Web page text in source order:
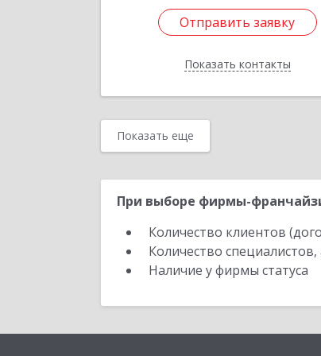
Отправить заявку
Показать контакты
Отправить заявку
Назад
Показать еще
При выборе фирмы-
Количество клиентов
Количество
Наличие у фирмы статуса